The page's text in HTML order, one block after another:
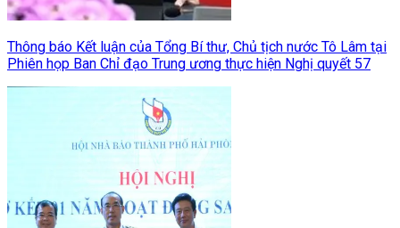
Thông báo Kết luận của Tổng Bí thư, Chủ tịch nước Tô Lâm tại
Phiên họp Ban Chỉ đạo Trung ương thực hiện Nghị quyết 57